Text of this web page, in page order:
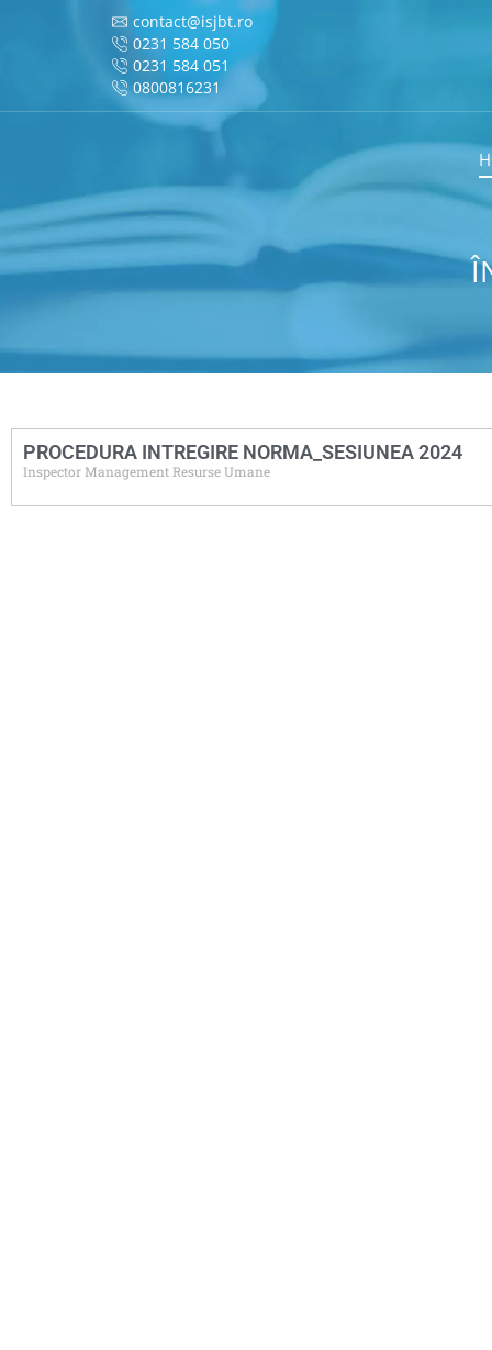
contact@isjbt.ro
0231 584 050
0231 584 051
0800816231
PROCEDURA INTREGIRE NORMA_SESIUNEA 2024
Inspector Management Resurse Umane